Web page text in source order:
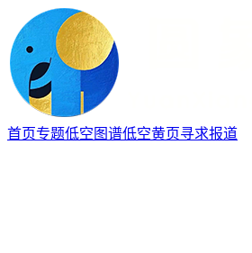
首页专题低空图谱低空黄页寻求报道